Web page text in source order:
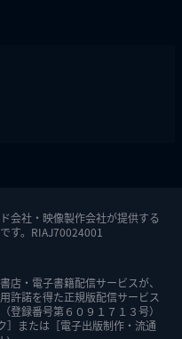
会社・映像製作会社が提供する
す。RIAJ70024001
店・電子書籍配信サービスが、
許諾を得た正規版配信サービス
登録番号第６０９１７１３号）
］または［電子出版制作・流通